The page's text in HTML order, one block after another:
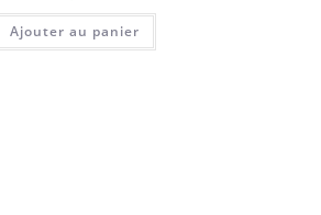
Ajouter au panier